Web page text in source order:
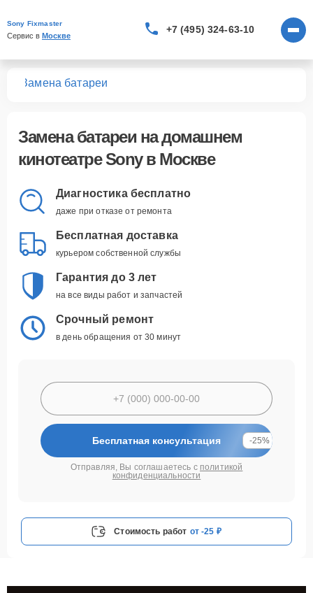
Sony Fixmaster
Сервис в Москве
+7 (495) 324-63-10
Замена батареи
Замена батареи на домашнем
кинотеатре Sony в Москве
Диагностика бесплатно
даже при отказе от ремонта
Бесплатная доставка
курьером собственной службы
Гарантия до 3 лет
на все виды работ и запчастей
Срочный ремонт
в день обращения от 30 минут
Бесплатная консультация -25%
Отправляя, Вы соглашаетесь с политикой
конфиденциальности
Стоимость работ от -25 ₽